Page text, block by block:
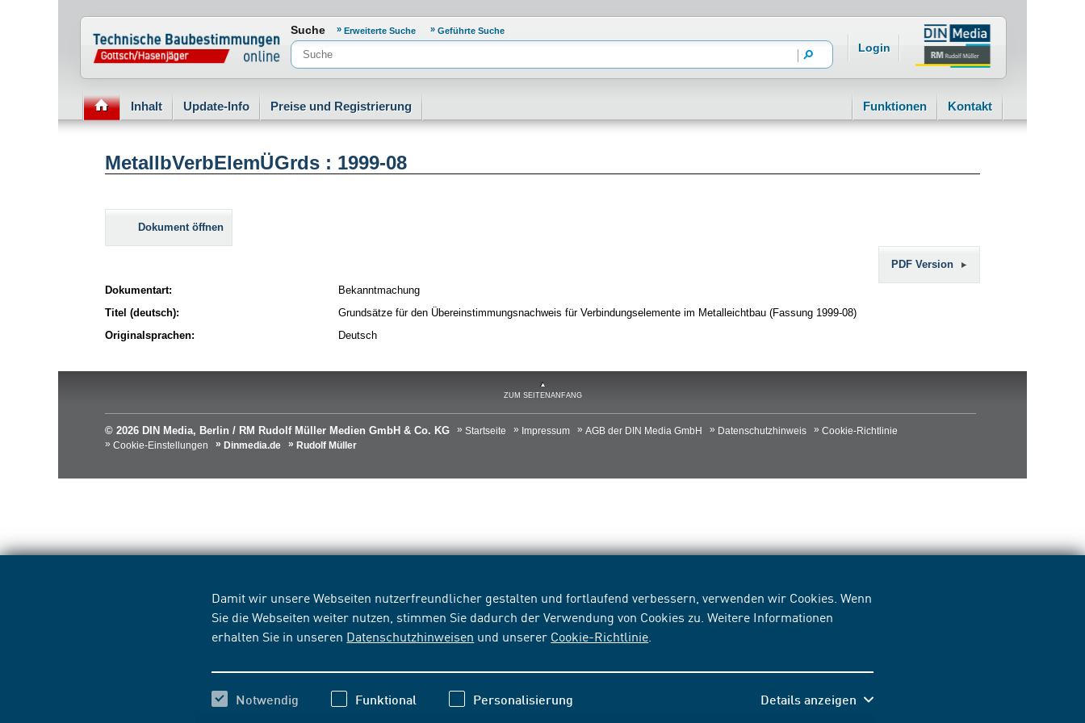
Damit wir unsere Webseiten nutzerfreundlicher gestalten und fortlaufend verbessern, verwenden wir Cookies. Wenn
Sie die Webseiten weiter nutzen, stimmen Sie dadurch der Verwendung von Cookies zu. Weitere Informationen
erhalten Sie in unseren Datenschutzhinweisen und unserer Cookie-Richtlinie
Notwendig Funktional Personalisierung Details anzeigen
Normenportal Barrierefreiheit
Suche Erweiterte Suche Geführte Suche
Login
Inhalt Update-Info Preise und Registrierung Funktionen Kontakt
MetallbVerbElemÜGrds : 1999-08
Dokument öffnen
PDF Version
Dokumentart:
Bekanntmachung
Titel (deutsch):
Grundsätze für den Übereinstimmungsnachweis für Verbindungselemente im Metalleichtbau (Fassung 1999-08)
Originalsprachen:
Deutsch
ZUM SEITENANFANG
© 2026 DIN Media, Berlin / RM Rudolf Müller Medien GmbH & Co. KG Startseite Impressum AGB der DIN Media GmbH Datenschutzhinweis
Cookie-Richtlinie
Cookie-Einstellungen
Dinmedia.de Rudolf Müller